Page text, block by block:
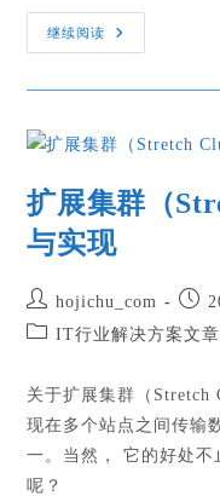
继续阅读
扩展集群（
与实现
hojichu_com
IT行业解决方案文章
关于扩展集群（Stretch
现在多个站点之间传输
一。当然， 它的好处不
呢？